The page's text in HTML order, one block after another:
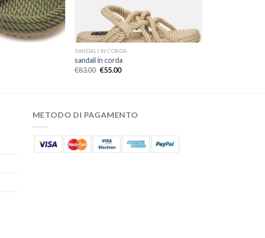
SANDALI IN CORDA
sandali in corda
€83.00 €55.00
METODO DI PAGAMENTO